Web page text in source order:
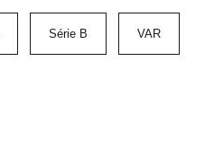
Série B VAR